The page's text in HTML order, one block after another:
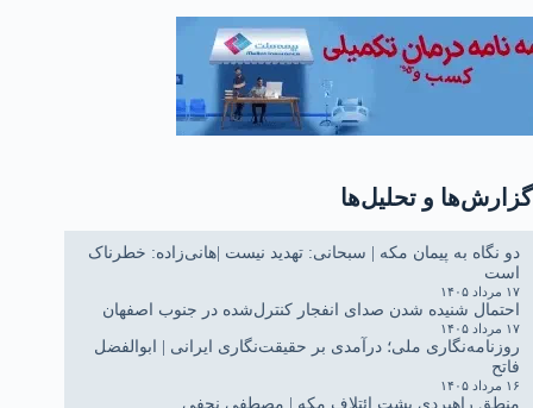
گزارش‌ها و تحلیل‌ها
دو نگاه به پیمان مکه | سبحانی: تهدید نیست |هانی‌زاده: خطرناک
است
۱۷ مرداد ۱۴۰۵
احتمال شنیده شدن صدای انفجار کنترل‌شده در جنوب اصفهان
۱۷ مرداد ۱۴۰۵
روزنامه‌نگاری ملی؛ درآمدی بر حقیقت‌نگاری ایرانی | ابوالفضل
فاتح
۱۶ مرداد ۱۴۰۵
منطق راهبردی پشت ائتلاف مکه | مصطفی نجفی